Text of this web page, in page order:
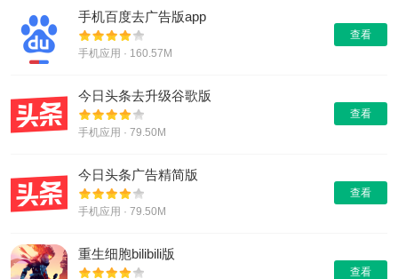
手机百度去广告版app
手机应用 · 160.57M
查看
今日头条去升级谷歌版
手机应用 · 79.50M
查看
今日头条广告精简版
手机应用 · 79.50M
查看
重生细胞bilibili版
查看